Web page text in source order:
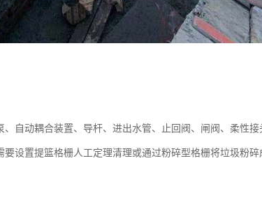
自动耦合装置、导杆、进出水管、止回阀、闸阀、柔性接
设置提篮格栅人工定理清理或通过粉碎型格栅将垃圾粉碎